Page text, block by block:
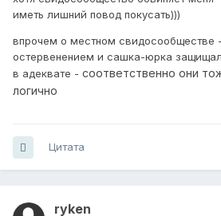
иметь лишний повод покусать)))
впрочем о местном свидосообществе
остервенением и сашка-юрка
в адеквате - соответственно они
логично
Цитата
ryken